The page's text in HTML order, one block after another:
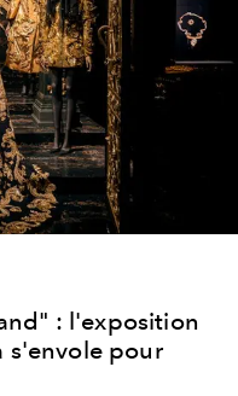
: l'exposition
s'envole pour